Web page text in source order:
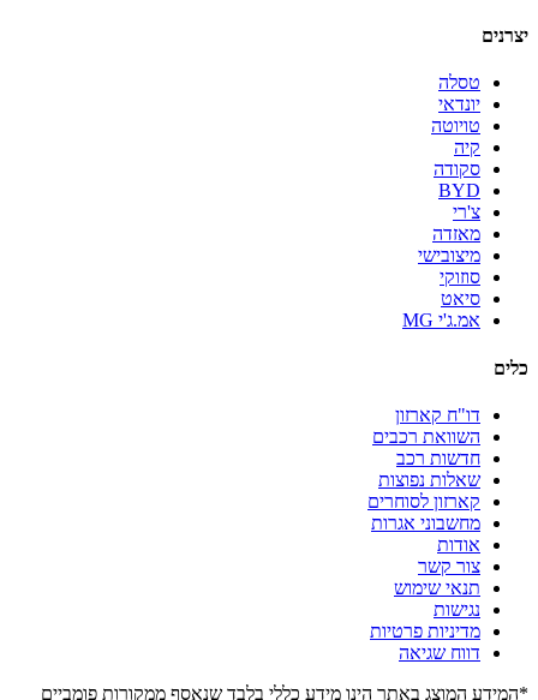
יצרנים
טסלה
יונדאי
טויוטה
קיה
סקודה
BYD
צ'רי
מאזדה
מיצובישי
סוזוקי
סיאט
אמ.ג'י MG
כלים
דו"ח קארזון
השוואת רכבים
חדשות רכב
שאלות נפוצות
קארזון לסוחרים
מחשבוני אגרות
אודות
צור קשר
תנאי שימוש
נגישות
מדיניות פרטיות
דווח שגיאה
*המידע המוצג באתר הינו מידע כללי בלבד שנאסף ממקורות פומביים